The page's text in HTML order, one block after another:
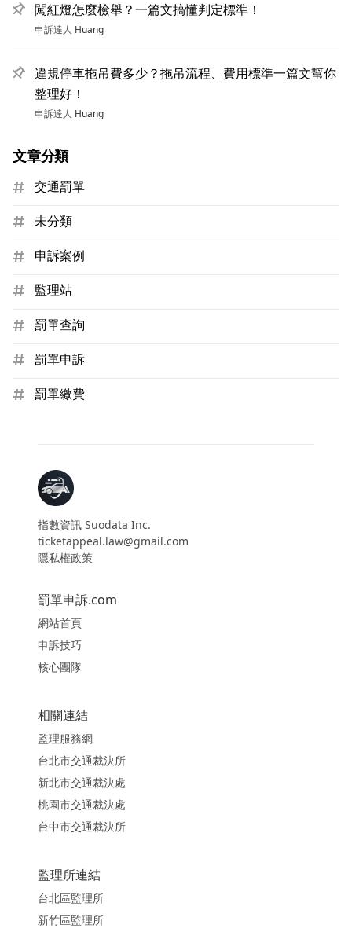
闖紅燈怎麼檢舉？一篇文搞懂判定標準！
申訴達人 Huang
違規停車拖吊費多少？拖吊流程、費用標準一篇文幫你
整理好！
申訴達人 Huang
文章分類
交通罰單
未分類
申訴案例
監理站
罰單查詢
罰單申訴
罰單繳費
指數資訊 Suodata Inc.
ticketappeal.law@gmail.com
隱私權政策
罰單申訴.com
網站首頁
申訴技巧
核心團隊
相關連結
監理服務網
台北市交通裁決所
新北市交通裁決處
桃園市交通裁決處
台中市交通裁決所
監理所連結
台北區監理所
新竹區監理所